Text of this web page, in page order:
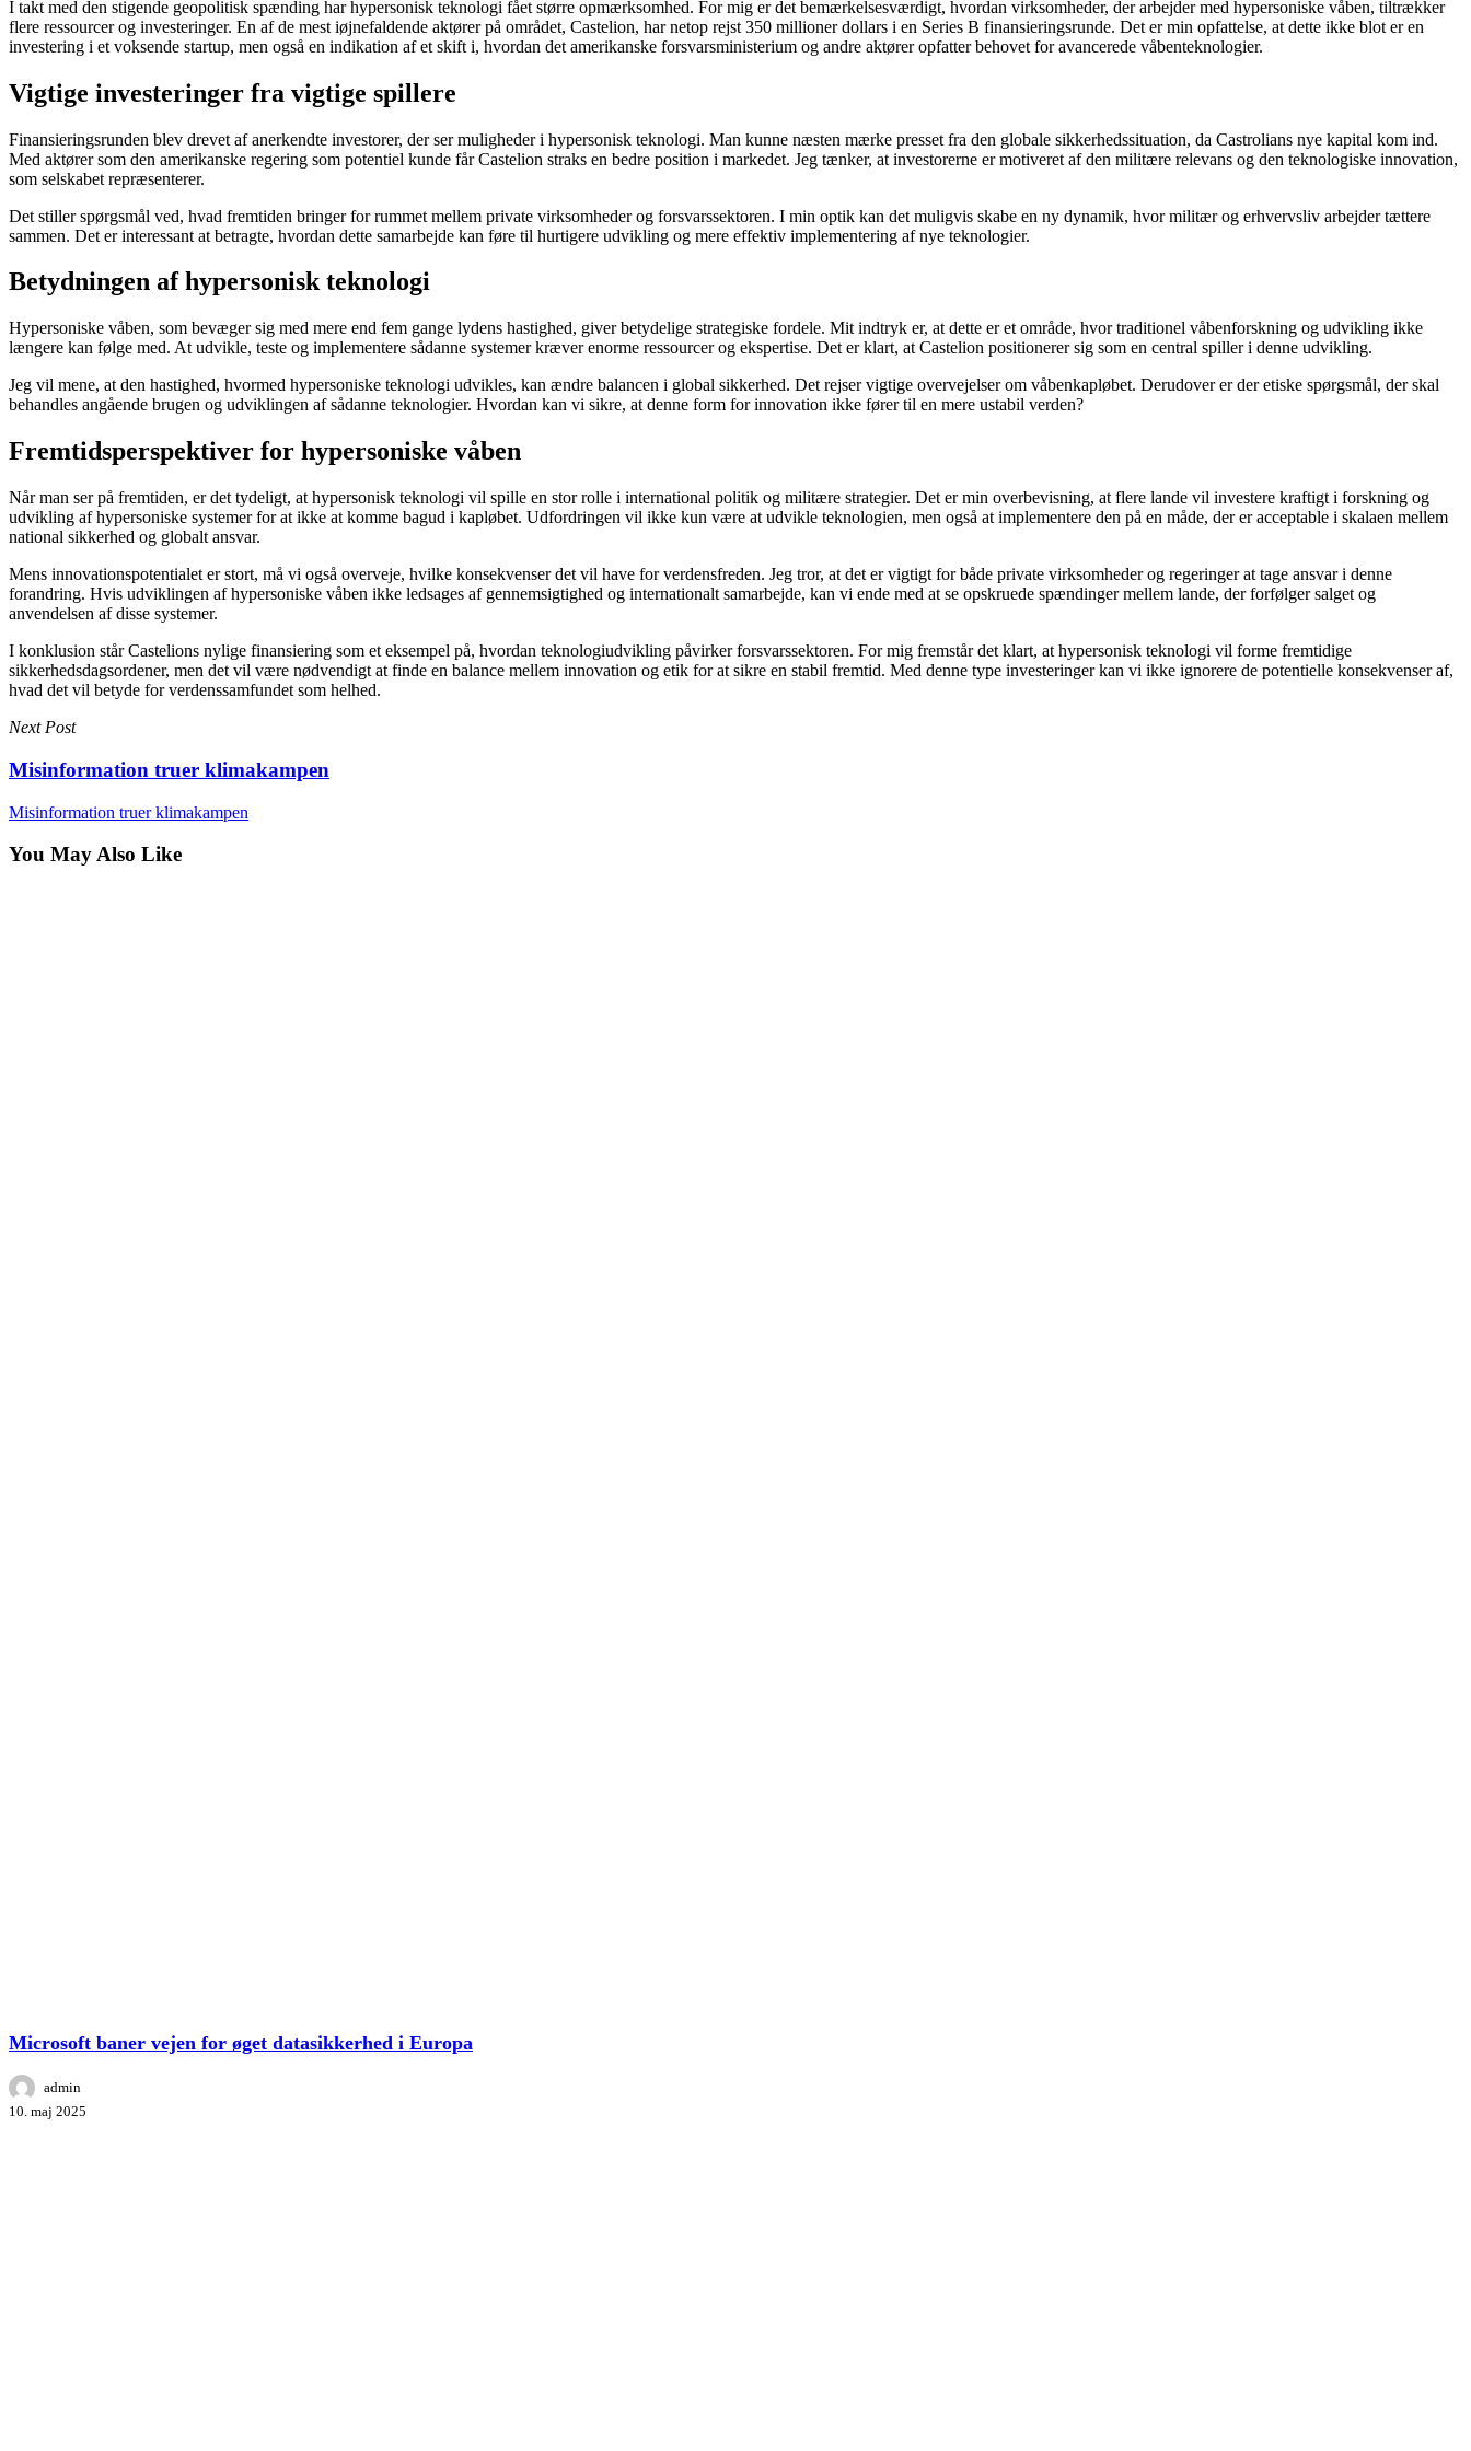
I takt med den stigende geopolitisk spænding har hypersonisk teknologi fået større opmærksomhed. For mig er det bemærkelsesværdigt, hvordan virksomheder, der arbejder med hypersoniske våben, tiltrækker
flere ressourcer og investeringer. En af de mest iøjnefaldende aktører på området, Castelion, har netop rejst 350 millioner dollars i en Series B finansieringsrunde. Det er min opfattelse, at dette ikke blot er en
investering i et voksende startup, men også en indikation af et skift i, hvordan det amerikanske forsvarsministerium og andre aktører opfatter behovet for avancerede våbenteknologier.
Vigtige investeringer fra vigtige spillere
Finansieringsrunden blev drevet af anerkendte investorer, der ser muligheder i hypersonisk teknologi. Man kunne næsten mærke presset fra den globale sikkerhedssituation, da Castrolians nye kapital kom ind.
Med aktører som den amerikanske regering som potentiel kunde får Castelion straks en bedre position i markedet. Jeg tænker, at investorerne er motiveret af den militære relevans og den teknologiske innovation,
som selskabet repræsenterer.
Det stiller spørgsmål ved, hvad fremtiden bringer for rummet mellem private virksomheder og forsvarssektoren. I min optik kan det muligvis skabe en ny dynamik, hvor militær og erhvervsliv arbejder tættere
sammen. Det er interessant at betragte, hvordan dette samarbejde kan føre til hurtigere udvikling og mere effektiv implementering af nye teknologier.
Betydningen af hypersonisk teknologi
Hypersoniske våben, som bevæger sig med mere end fem gange lydens hastighed, giver betydelige strategiske fordele. Mit indtryk er, at dette er et område, hvor traditionel våbenforskning og udvikling ikke
længere kan følge med. At udvikle, teste og implementere sådanne systemer kræver enorme ressourcer og ekspertise. Det er klart, at Castelion positionerer sig som en central spiller i denne udvikling.
Jeg vil mene, at den hastighed, hvormed hypersoniske teknologi udvikles, kan ændre balancen i global sikkerhed. Det rejser vigtige overvejelser om våbenkapløbet. Derudover er der etiske spørgsmål, der skal
behandles angående brugen og udviklingen af sådanne teknologier. Hvordan kan vi sikre, at denne form for innovation ikke fører til en mere ustabil verden?
Fremtidsperspektiver for hypersoniske våben
Når man ser på fremtiden, er det tydeligt, at hypersonisk teknologi vil spille en stor rolle i international politik og militære strategier. Det er min overbevisning, at flere lande vil investere kraftigt i forskning og
udvikling af hypersoniske systemer for at ikke at komme bagud i kapløbet. Udfordringen vil ikke kun være at udvikle teknologien, men også at implementere den på en måde, der er acceptable i skalaen mellem
national sikkerhed og globalt ansvar.
Mens innovationspotentialet er stort, må vi også overveje, hvilke konsekvenser det vil have for verdensfreden. Jeg tror, at det er vigtigt for både private virksomheder og regeringer at tage ansvar i denne
forandring. Hvis udviklingen af hypersoniske våben ikke ledsages af gennemsigtighed og internationalt samarbejde, kan vi ende med at se opskruede spændinger mellem lande, der forfølger salget og
anvendelsen af disse systemer.
I konklusion står Castelions nylige finansiering som et eksempel på, hvordan teknologiudvikling påvirker forsvarssektoren. For mig fremstår det klart, at hypersonisk teknologi vil forme fremtidige
sikkerhedsdagsordener, men det vil være nødvendigt at finde en balance mellem innovation og etik for at sikre en stabil fremtid. Med denne type investeringer kan vi ikke ignorere de potentielle konsekvenser af,
hvad det vil betyde for verdenssamfundet som helhed.
Next Post
Misinformation truer klimakampen
Misinformation truer klimakampen
You May Also Like
Microsoft
vejen
for
øget
Microsoft baner vejen for øget datasikkerhed i Europa
admin
10. maj 2025